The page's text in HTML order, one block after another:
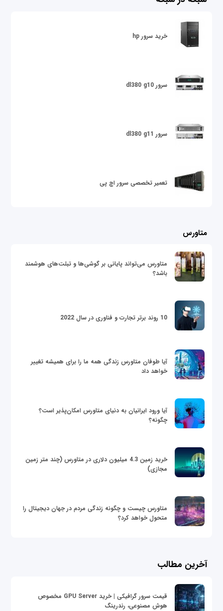
خرید سرور hp
سرور dl380 g10
سرور dl380 g11
تعمیر تخصصی سرور اچ پی
متاورس
متاورس می‌تواند پایانی بر گوشی‌ها و تبلت‌های هوشمند
باشد؟
10 روند برتر تجارت و فناوری در سال 2022
آیا طوفان متاورس زندگی همه ما را برای همیشه تغییر
خواهد داد
آیا ورود ایرانیان به دنیای متاورس امکان‌پذیر است؟
چگونه؟
خرید زمین 4.3 میلیون دلاری در متاورس (چند متر زمین
مجازی)
متاورس چیست و چگونه زندگی مردم در جهان دیجیتال را
متحول خواهد کرد؟
آخرین مطالب
قیمت سرور گرافیکی | خرید GPU Server مخصوص
هوش مصنوعی، رندرینگ